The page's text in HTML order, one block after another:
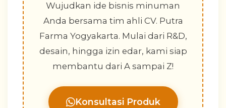
Wujudkan ide bisnis minuman
Anda bersama tim ahli CV. Putra
Farma Yogyakarta. Mulai dari R&D,
desain, hingga izin edar, kami siap
membantu dari A sampai Z!
Konsultasi Produk